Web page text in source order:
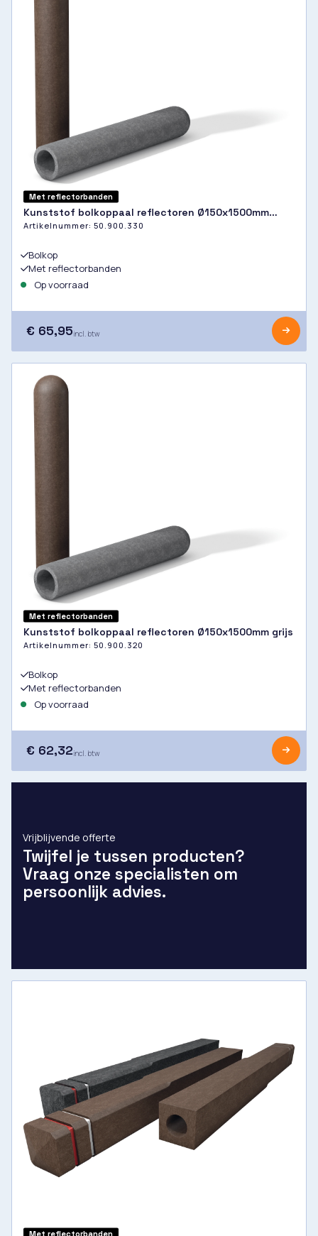
Met reflectorbanden
Kunststof bolkoppaal reflectoren Ø150x1500mm
bruin
Artikelnummer: 50.900.330
Bolkop
Met reflectorbanden
Op voorraad
€ 65,95incl. btw
Met reflectorbanden
Kunststof bolkoppaal reflectoren Ø150x1500mm grijs
Artikelnummer: 50.900.320
Bolkop
Met reflectorbanden
Op voorraad
€ 62,32incl. btw
Vrijblijvende offerte
Twijfel je tussen producten?
Vraag onze specialisten om
persoonlijk advies.
Met reflectorbanden